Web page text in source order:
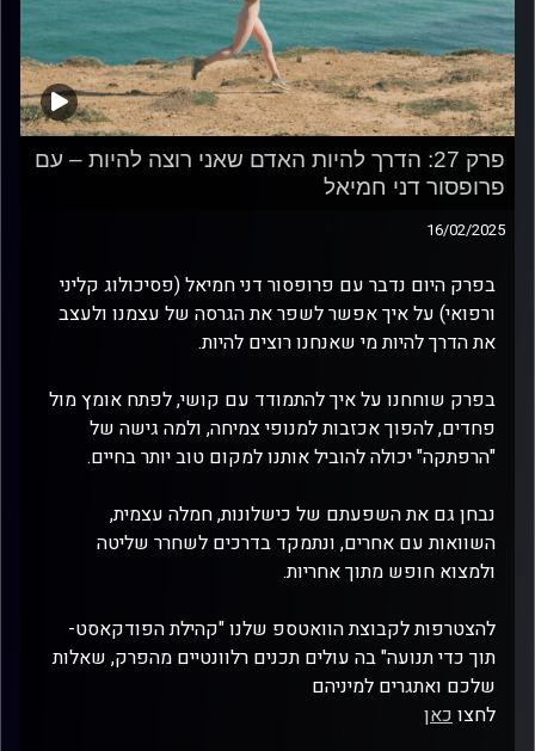
פרק 27: הדרך להיות האדם שאני רוצה להיות – עם
פרופסור דני חמיאל
16/02/2025
בפרק היום נדבר עם פרופסור דני חמיאל (פסיכולוג קליני
ורפואי) על איך אפשר לשפר את הגרסה של עצמנו ולעצב
את הדרך להיות מי שאנחנו רוצים להיות.
בפרק שוחחנו על איך להתמודד עם קושי, לפתח אומץ מול
פחדים, להפוך אכזבות למנופי צמיחה, ולמה גישה של
"הרפתקה" יכולה להוביל אותנו למקום טוב יותר בחיים.
נבחן גם את השפעתם של כישלונות, חמלה עצמית,
השוואות עם אחרים, ונתמקד בדרכים לשחרר שליטה
ולמצוא חופש מתוך אחריות.
להצטרפות לקבוצת הוואטספ שלנו "קהילת הפודקאסט-
תוך כדי תנועה" בה עולים תכנים רלוונטיים מהפרק, שאלות
שלכם ואתגרים למיניהם
לחצוכאן